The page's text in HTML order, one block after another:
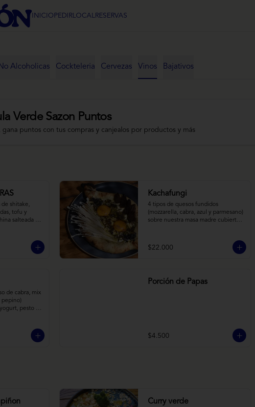
INICIO PEDIRLOCALRESERVAS
No Alcoholicas Cockteleria Cervezas Vinos Bajativos
Verde Sazon Puntos
gana puntos con tus compras y canjealos por productos y más
de shitake,
tofu y
salteada en
Kachafungi
4 tipos de quesos fundidos
(mozzarella, cabra, azul y parmesano)
sobre nuestra masa madre cubierta
finas de trufa negra frescas y
pequeños toques de chimichurri.
$22.000
de cabra, mix
pepino)
pesto de
Porción de Papas
$4.500
Curry verde